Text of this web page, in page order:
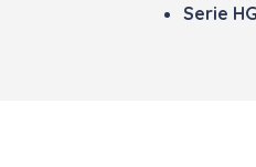
Serie HG